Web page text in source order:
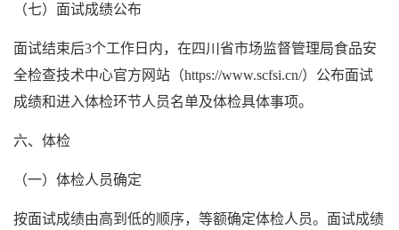
（七）面试成绩公布
面试结束后3个工作日内，在四川省市场监督管理局食品安
全检查技术中心官方网站（https://www.scfsi.cn/）公布面试
成绩和进入体检环节人员名单及体检具体事项。
六、体检
（一）体检人员确定
按面试成绩由高到低的顺序，等额确定体检人员。面试成绩